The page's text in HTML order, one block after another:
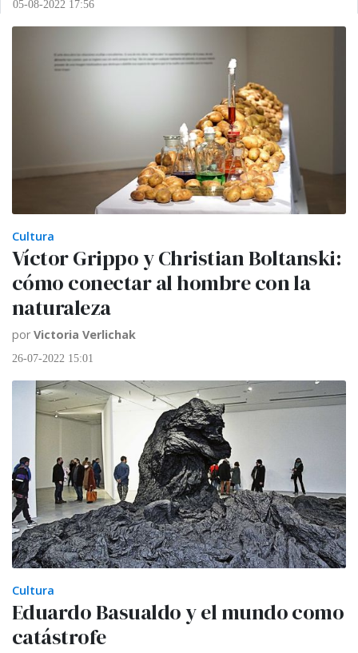
05-08-2022 17:56
Cultura
Víctor Grippo y Christian Boltanski:
cómo conectar al hombre con la
naturaleza
porVictoria Verlichak
26-07-2022 15:01
Cultura
Eduardo Basualdo y el mundo como
catástrofe